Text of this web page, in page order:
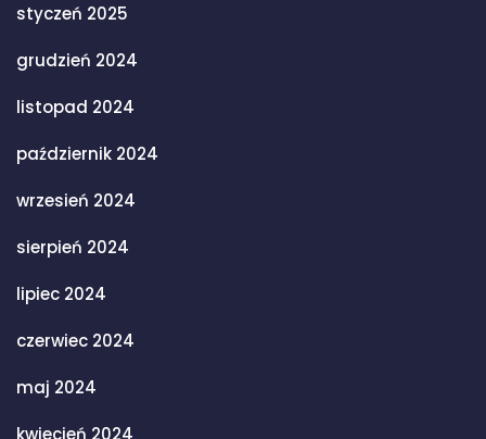
styczeń 2025
grudzień 2024
listopad 2024
październik 2024
wrzesień 2024
sierpień 2024
lipiec 2024
czerwiec 2024
maj 2024